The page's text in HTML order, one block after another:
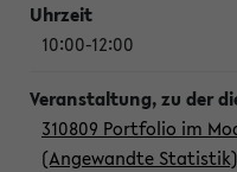
10:00-12:00
310809 Portfolio im
(Angewandte